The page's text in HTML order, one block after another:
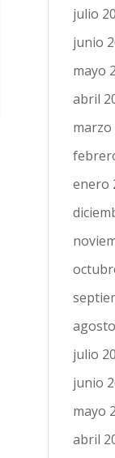
julio
junio
mayo
abril
marzo
enero
julio
junio
mayo
abril